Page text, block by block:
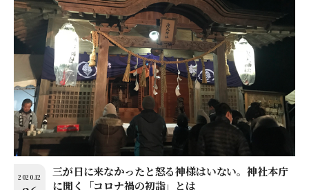
2020.12
三が日に来なかったと怒る神様はいない。神社本庁
に聞く「コロナ禍の初詣」とは